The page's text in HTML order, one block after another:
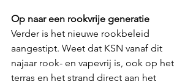
Op naar een rookvrije generatie
Verder is het nieuwe rookbeleid
aangestipt. Weet dat KSN vanaf dit
najaar rook- en vapevrij is, ook op het
terras en het strand direct aan het